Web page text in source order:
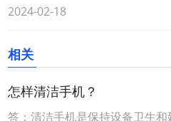
2024-02-18
相关
怎样清洁手机？
答：清洁手机是保持设备卫生和